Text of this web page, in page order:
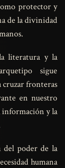
protector y
de la divinidad
literatura y la
sigue
cruzar fronteras
en nuestro
información y la
del poder de la
humana